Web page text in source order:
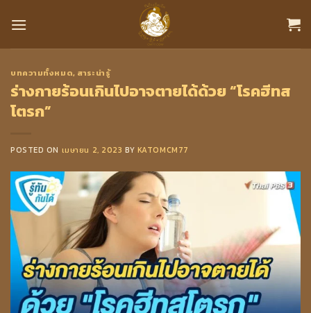
บทความทั้งหมด, สาระน่ารู้
ร่างกายร้อนเกินไปอาจตายได้ด้วย “โรคฮีทส
โตรก”
POSTED ON เมษายน 2, 2023 BY KATOMCM77